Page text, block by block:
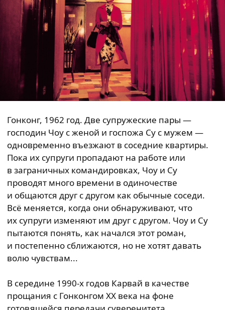
Гонконг, 1962 год. Две супружеские пары —
господин Чоу с женой и госпожа Су с мужем —
одновременно въезжают в соседние квартиры.
Пока их супруги пропадают на работе или
в заграничных командировках, Чоу и Су
проводят много времени в одиночестве
и общаются друг с другом как обычные соседи.
Всё меняется, когда они обнаруживают, что
их супруги изменяют им друг с другом. Чоу и Су
пытаются понять, как начался этот роман,
и постепенно сближаются, но не хотят давать
волю чувствам...
В середине 1990-х годов Карвай в качестве
прощания с Гонконгом XX века на фоне